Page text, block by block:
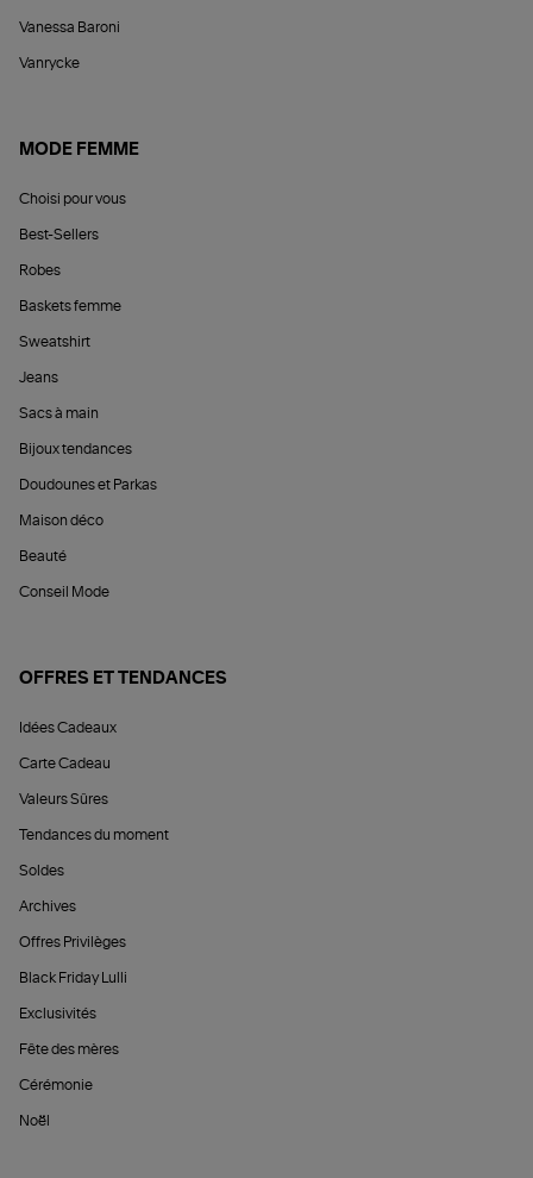
Vanessa Baroni
Vanrycke
MODE FEMME
Choisi pour vous
Best-Sellers
Robes
Baskets femme
Sweatshirt
Jeans
Sacs à main
Bijoux tendances
Doudounes et Parkas
Maison déco
Beauté
Conseil Mode
OFFRES ET TENDANCES
Idées Cadeaux
Carte Cadeau
Valeurs Sûres
Tendances du moment
Soldes
Archives
Offres Privilèges
Black Friday Lulli
Exclusivités
Fête des mères
Cérémonie
Noël